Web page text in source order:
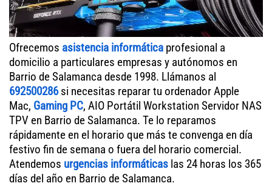
Ofrecemos asistencia informática profesional a
domicilio a particulares empresas y autónomos en
Barrio de Salamanca desde 1998. Llámanos al
692500286si necesitas reparar tu ordenador Apple
Mac, Gaming PC, AIO Portátil Workstation Servidor NAS
TPV en Barrio de Salamanca. Te lo reparamos
rápidamente en el horario que más te convenga en día
festivo fin de semana o fuera del horario comercial.
Atendemos urgencias informáticas las 24 horas los 365
días del año en Barrio de Salamanca.